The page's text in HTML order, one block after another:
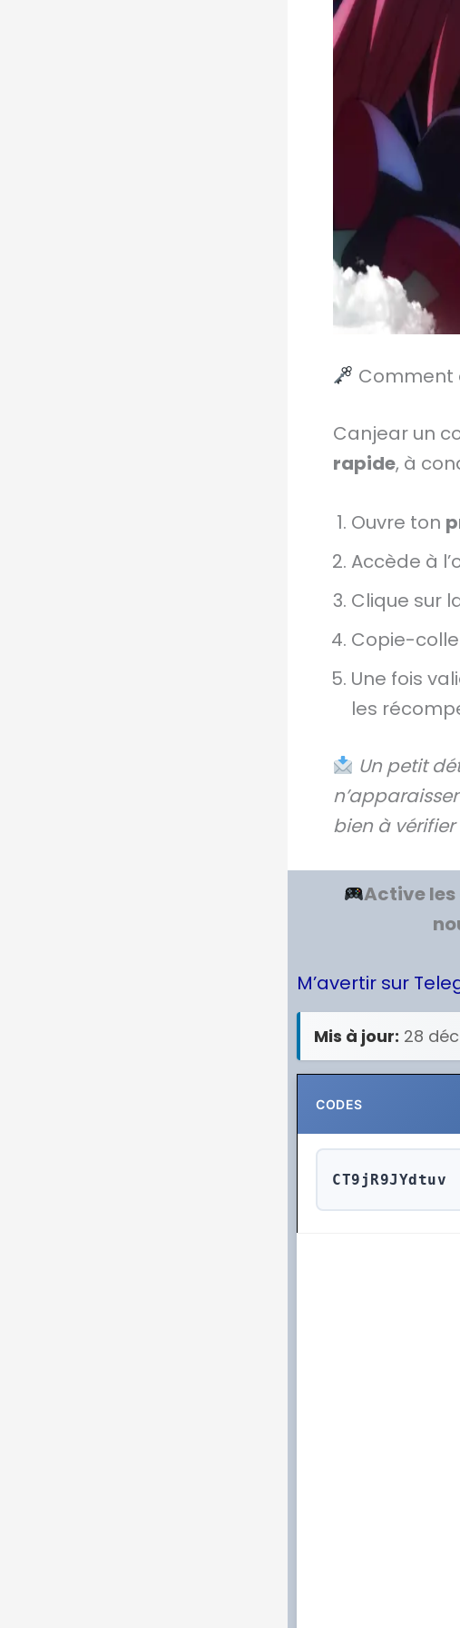
Comment
Canjear un
rapide, à
Ouvre ton
Accède à
Clique sur
Copie-
Une fois
les
Un petit
bien à
Active les
M’avertir sur
Mis à jour: 28
CODES
CT9jR9JYdtuv